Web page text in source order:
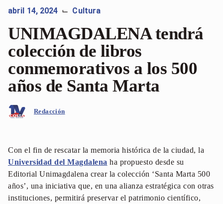
abril 14, 2024 ⌙ Cultura
UNIMAGDALENA tendrá
colección de libros
conmemorativos a los 500
años de Santa Marta
Redacción
Con el fin de rescatar la memoria histórica de la ciudad, la
Universidad del Magdalena ha propuesto desde su
Editorial Unimagdalena crear la colección ‘Santa Marta 500
años’, una iniciativa que, en una alianza estratégica con otras
instituciones, permitirá preservar el patrimonio científico,